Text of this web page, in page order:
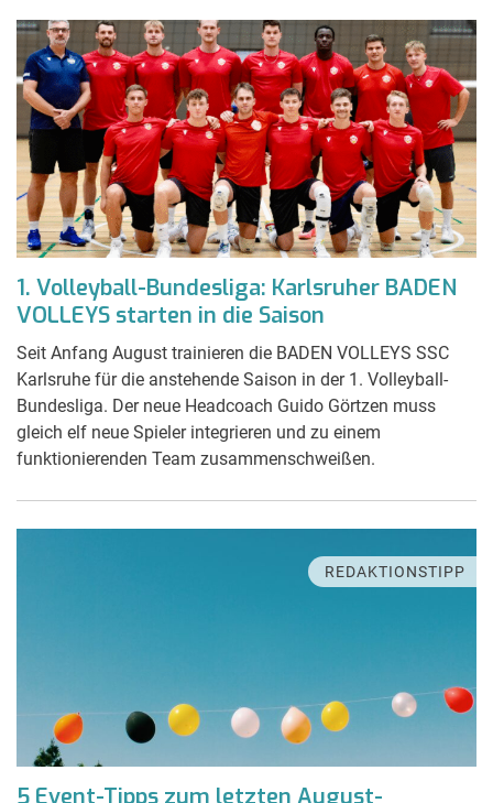
1. Volleyball-Bundesliga: Karlsruher BADEN
VOLLEYS starten in die Saison
Seit Anfang August trainieren die BADEN VOLLEYS SSC
Karlsruhe für die anstehende Saison in der 1. Volleyball-
Bundesliga. Der neue Headcoach Guido Görtzen muss
gleich elf neue Spieler integrieren und zu einem
funktionierenden Team zusammenschweißen.
REDAKTIONSTIPP
5 Event-Tipps zum letzten August-